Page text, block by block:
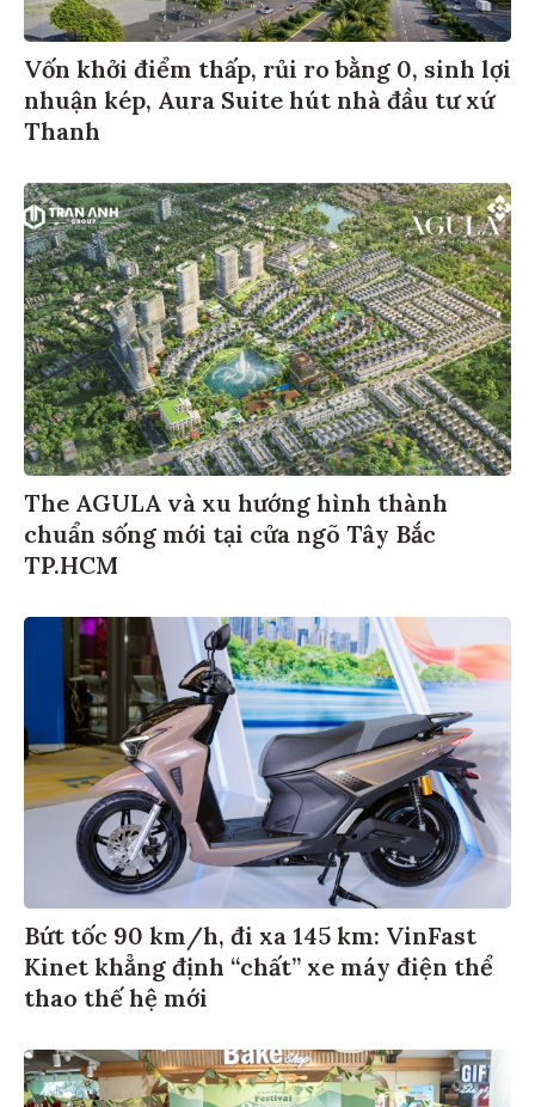
Vốn khởi điểm thấp, rủi ro bằng 0, sinh lợi
nhuận kép, Aura Suite hút nhà đầu tư xứ
Thanh
The AGULA và xu hướng hình thành
chuẩn sống mới tại cửa ngõ Tây Bắc
TP.HCM
Bứt tốc 90 km/h, đi xa 145 km: VinFast
Kinet khẳng định “chất” xe máy điện thể
thao thế hệ mới